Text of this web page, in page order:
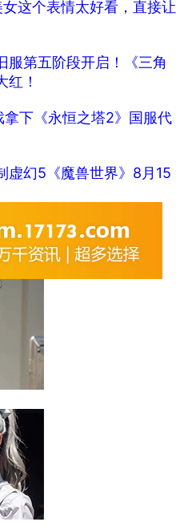
这个表情太好看，直接让
服第五阶段开启！《三角
！
下《永恒之塔2》国服代
虚幻5《魔兽世界》8月15